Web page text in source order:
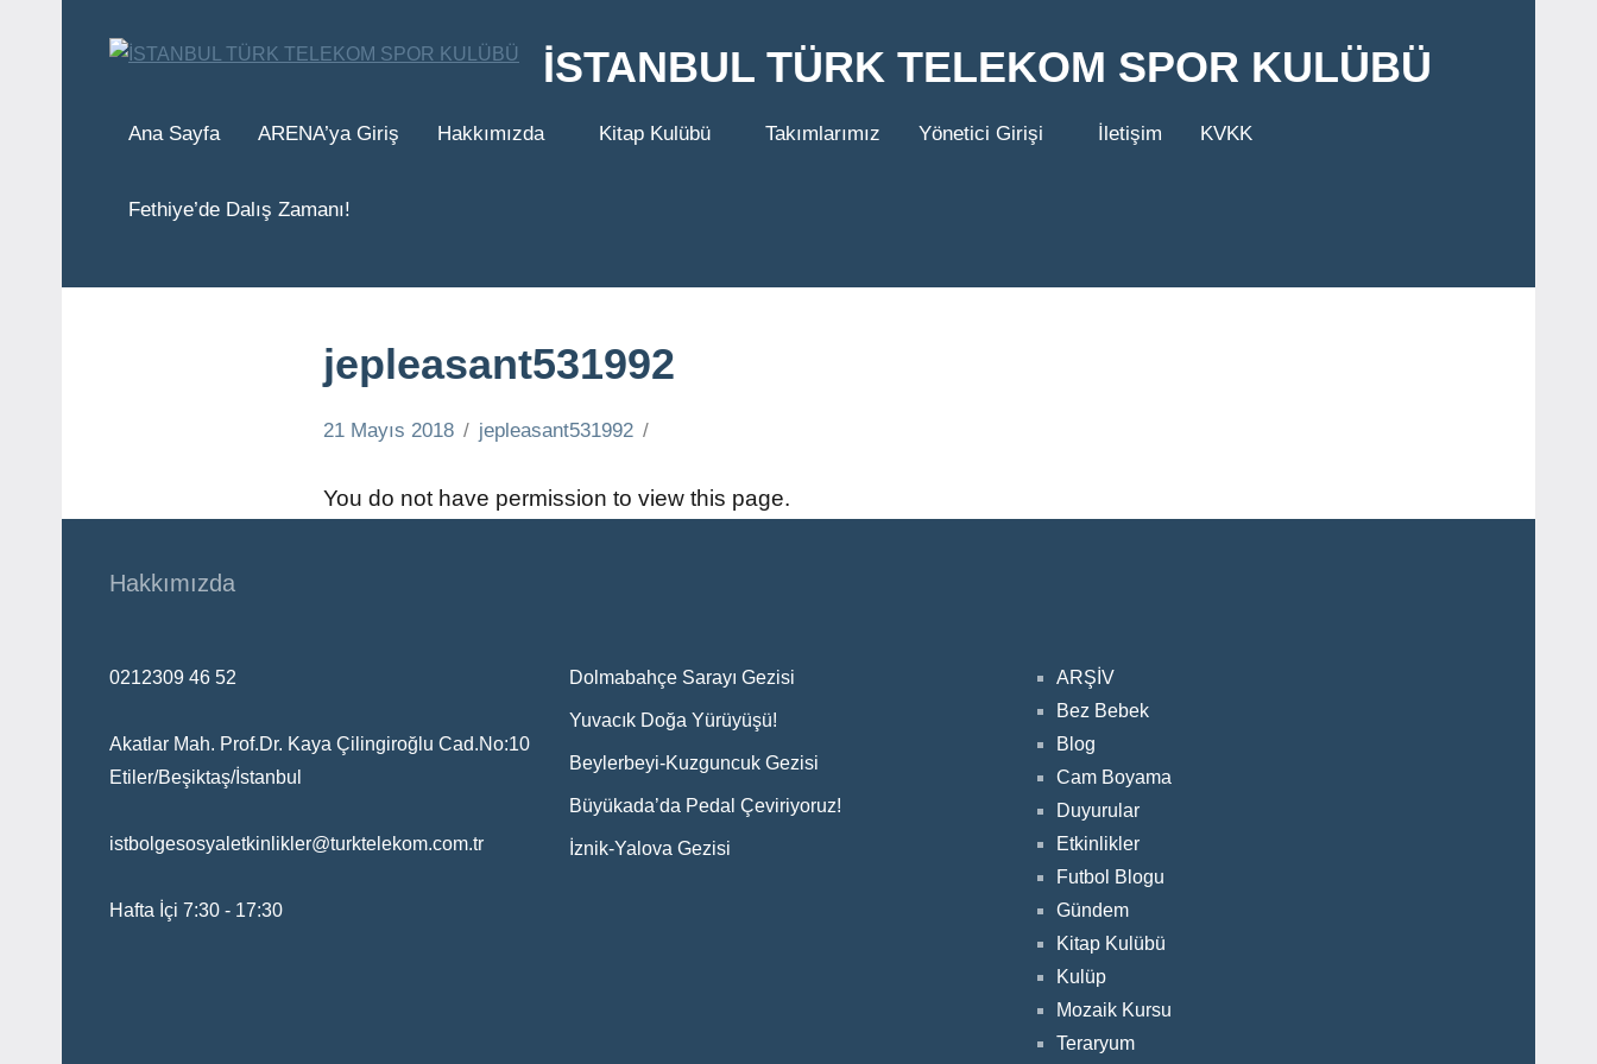
İSTANBUL TÜRK TELEKOM SPOR KULÜBÜ
Ana Sayfa ARENA’ya Giriş Hakkımızda Kitap Kulübü Takımlarımız Yönetici Girişi İletişim KVKK
Fethiye’de Dalış Zamanı!
jepleasant531992
21 Mayıs 2018 jepleasant531992
You do not have permission to view this page.
Hakkımızda
0212309 46 52
Akatlar Mah. Prof.Dr. Kaya Çilingiroğlu Cad.No:10
Etiler/Beşiktaş/İstanbul
istbolgesosyaletkinlikler@turktelekom.com.tr
Hafta İçi 7:30 - 17:30
Dolmabahçe Sarayı Gezisi
Yuvacık Doğa Yürüyüşü!
Beylerbeyi-Kuzguncuk Gezisi
Büyükada’da Pedal Çeviriyoruz!
İznik-Yalova Gezisi
ARŞİV
Bez Bebek
Blog
Cam Boyama
Duyurular
Etkinlikler
Futbol Blogu
Gündem
Kitap Kulübü
Kulüp
Mozaik Kursu
Teraryum